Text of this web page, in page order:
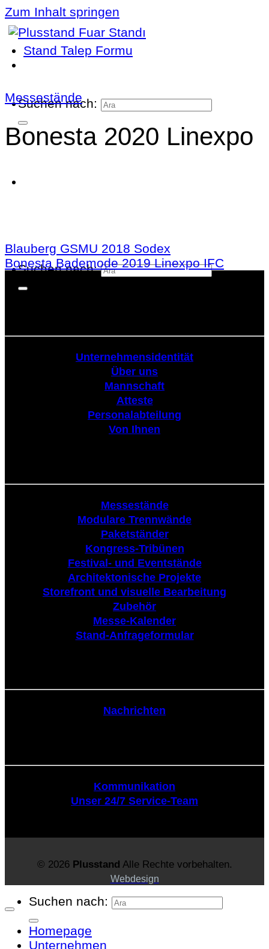
Zum Inhalt springen
Stand Talep Formu
Suchen nach:
Suchen nach:
Messestände
Bonesta 2020 Linexpo
Blauberg GSMU 2018 Sodex
Bonesta Bademode 2019 Linexpo IFC
Unternehmensidentität
Über uns
Mannschaft
Atteste
Personalabteilung
Von Ihnen
Messestände
Modulare Trennwände
Paketständer
Kongress-Tribünen
Festival- und Eventstände
Architektonische Projekte
Storefront und visuelle Bearbeitung
Zubehör
Messe-Kalender
Stand-Anfrageformular
Nachrichten
Kommunikation
Unser 24/7 Service-Team
© 2026 Plusstand Alle Rechte vorbehalten.
Webdesign
Suchen nach:
Homepage
Unternehmen